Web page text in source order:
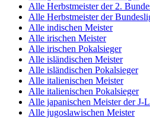
Alle Herbstmeister der 2.
Alle Herbstmeister der
Alle indischen Meister
Alle irischen Meister
Alle irischen Pokalsieger
Alle isländischen Meister
Alle isländischen Pokalsieger
Alle italienischen Meister
Alle italienischen Pokalsieger
Alle japanischen Meister der J-
Alle jugoslawischen Meister